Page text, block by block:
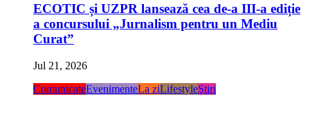
ECOTIC și UZPR lansează cea de-a III-a ediție
a concursului „Jurnalism pentru un Mediu
Curat”
Jul 21, 2026
ComunicateEvenimenteLa ziLifestyleŞtiri